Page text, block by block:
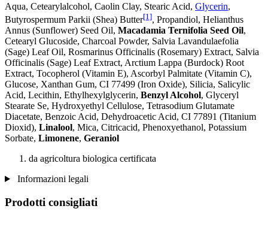
Aqua, Cetearylalcohol, Caolin Clay, Stearic Acid, Glycerin,
Butyrospermum Parkii (Shea) Butter[1], Propandiol, Helianthus
Annus (Sunflower) Seed Oil, Macadamia Ternifolia Seed Oil,
Cetearyl Glucoside, Charcoal Powder, Salvia Lavandulaefolia
(Sage) Leaf Oil, Rosmarinus Officinalis (Rosemary) Extract, Salvia
Officinalis (Sage) Leaf Extract, Arctium Lappa (Burdock) Root
Extract, Tocopherol (Vitamin E), Ascorbyl Palmitate (Vitamin C),
Glucose, Xanthan Gum, CI 77499 (Iron Oxide), Silicia, Salicylic
Acid, Lecithin, Ethylhexylglycerin, Benzyl Alcohol, Glyceryl
Stearate Se, Hydroxyethyl Cellulose, Tetrasodium Glutamate
Diacetate, Benzoic Acid, Dehydroacetic Acid, CI 77891 (Titanium
Dioxid), Linalool, Mica, Citricacid, Phenoxyethanol, Potassium
Sorbate, Limonene, Geraniol
da agricoltura biologica certificata
Informazioni legali
Prodotti consigliati